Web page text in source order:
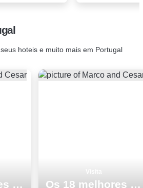
hoteis e muito mais em Portugal
Os 10 melhores sitios para ver e visitar em Funchal Os 18 melhores pontos turisticos e passeios em Vila do Bispo